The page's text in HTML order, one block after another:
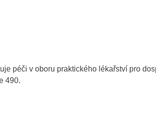
péči v oboru praktického lékařství pro
490.